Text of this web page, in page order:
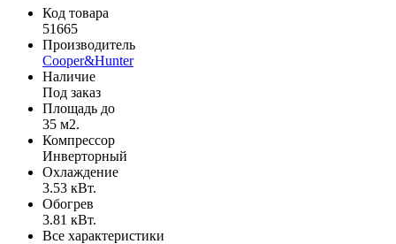
Код товара
51665
Производитель
Cooper&Hunter
Наличие
Под заказ
Площадь до
35 м2.
Компрессор
Инверторный
Охлаждение
3.53 кВт.
Обогрев
3.81 кВт.
Все характеристики